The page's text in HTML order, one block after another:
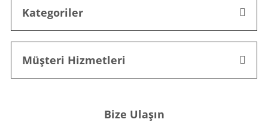
Kategoriler
Müşteri Hizmetleri
Bize Ulaşın